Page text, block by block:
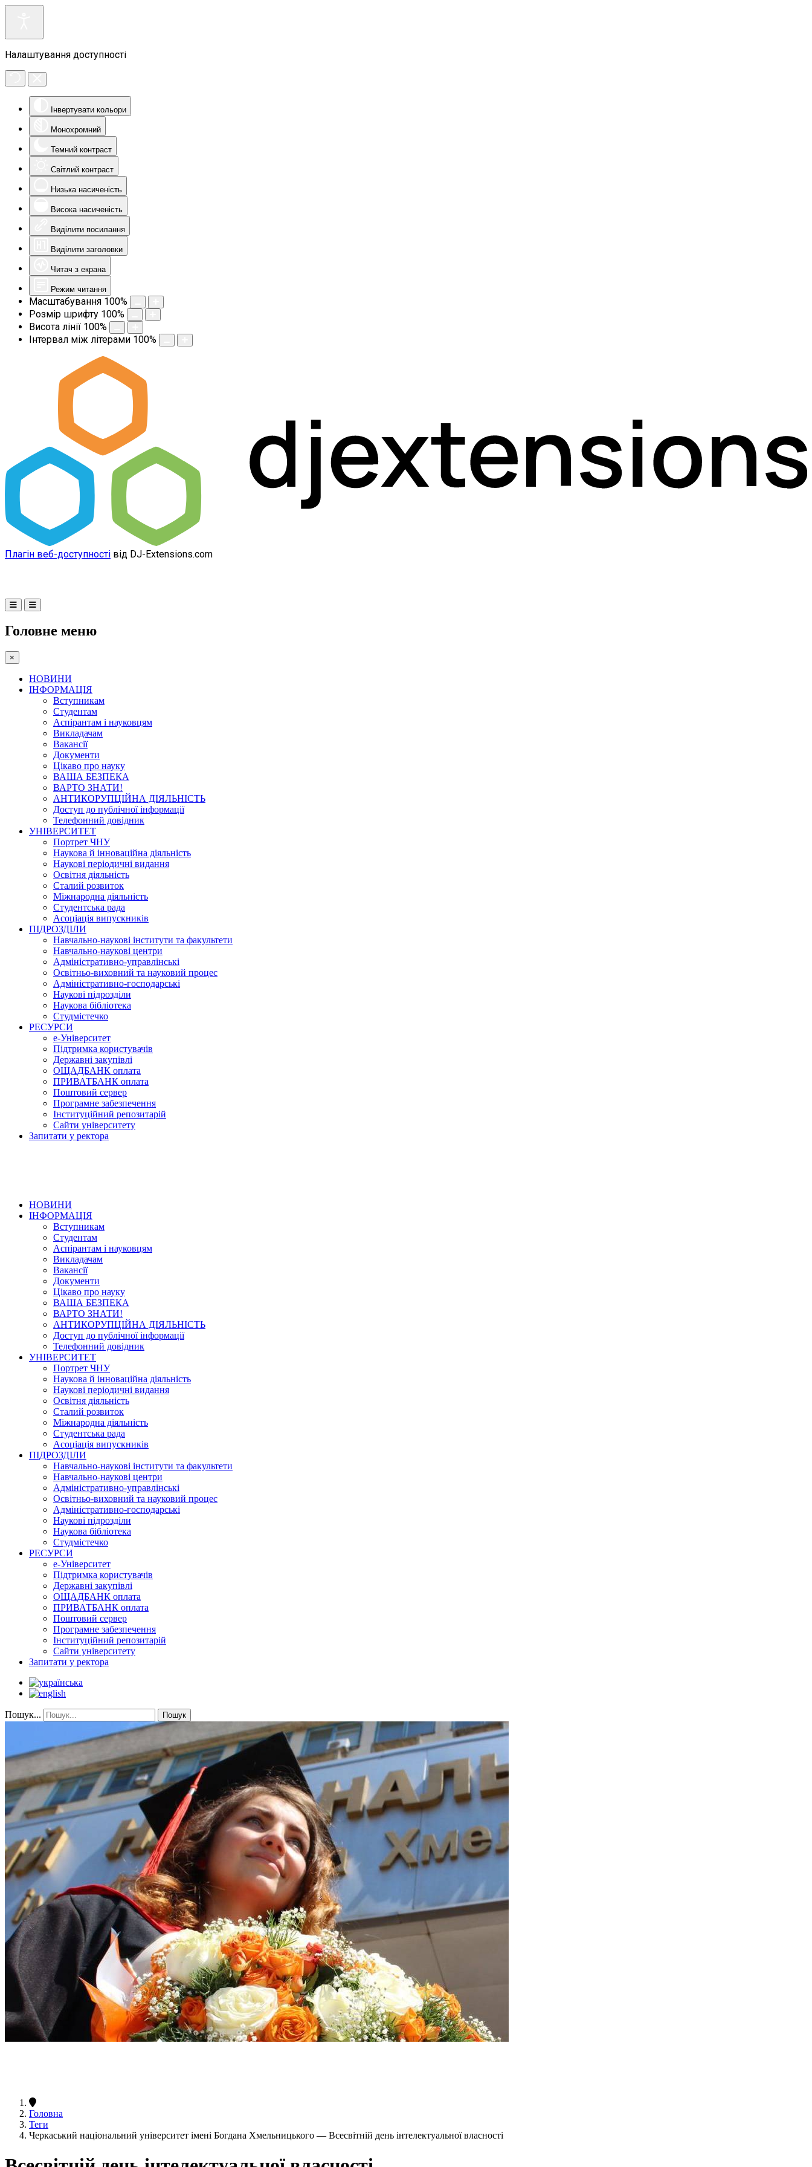
Налаштування доступності
Інвертувати кольори
Монохромний
Темний контраст
Світлий контраст
Низька насиченість
Висока насиченість
Виділити посилання
Виділити заголовки
Читач з екрана
Режим читання
Масштабування 100%
Розмір шрифту 100%
Висота лінії 100%
Інтервал між літерами 100%
Плагін веб-доступності від DJ-Extensions.com
Головне меню
×
НОВИНИ
ІНФОРМАЦІЯ
Вступникам
Студентам
Аспірантам і науковцям
Викладачам
Вакансії
Документи
Цікаво про науку
ВАША БЕЗПЕКА
ВАРТО ЗНАТИ!
АНТИКОРУПЦІЙНА ДІЯЛЬНІСТЬ
Доступ до публічної інформації
Телефонний довідник
УНІВЕРСИТЕТ
Портрет ЧНУ
Наукова й інноваційна діяльність
Наукові періодичні видання
Освітня діяльність
Сталий розвиток
Міжнародна діяльність
Студентська рада
Асоціація випускників
ПІДРОЗДІЛИ
Навчально-наукові інститути та факультети
Навчально-наукові центри
Адміністративно-управлінські
Освітньо-виховний та науковий процес
Адміністративно-господарські
Наукові підрозділи
Наукова бібліотека
Студмістечко
РЕСУРСИ
е-Університет
Підтримка користувачів
Державні закупівлі
ОЩАДБАНК оплата
ПРИВАТБАНК оплата
Поштовий сервер
Програмне забезпечення
Інституційний репозитарій
Сайти університету
Запитати у ректора
НОВИНИ
ІНФОРМАЦІЯ
Вступникам
Студентам
Аспірантам і науковцям
Викладачам
Вакансії
Документи
Цікаво про науку
ВАША БЕЗПЕКА
ВАРТО ЗНАТИ!
АНТИКОРУПЦІЙНА ДІЯЛЬНІСТЬ
Доступ до публічної інформації
Телефонний довідник
УНІВЕРСИТЕТ
Портрет ЧНУ
Наукова й інноваційна діяльність
Наукові періодичні видання
Освітня діяльність
Сталий розвиток
Міжнародна діяльність
Студентська рада
Асоціація випускників
ПІДРОЗДІЛИ
Навчально-наукові інститути та факультети
Навчально-наукові центри
Адміністративно-управлінські
Освітньо-виховний та науковий процес
Адміністративно-господарські
Наукові підрозділи
Наукова бібліотека
Студмістечко
РЕСУРСИ
е-Університет
Підтримка користувачів
Державні закупівлі
ОЩАДБАНК оплата
ПРИВАТБАНК оплата
Поштовий сервер
Програмне забезпечення
Інституційний репозитарій
Сайти університету
Запитати у ректора
Пошук... Пошук
Головна
Теги
Черкаський національний університет імені Богдана Хмельницького — Всесвітній день інтелектуальної власності